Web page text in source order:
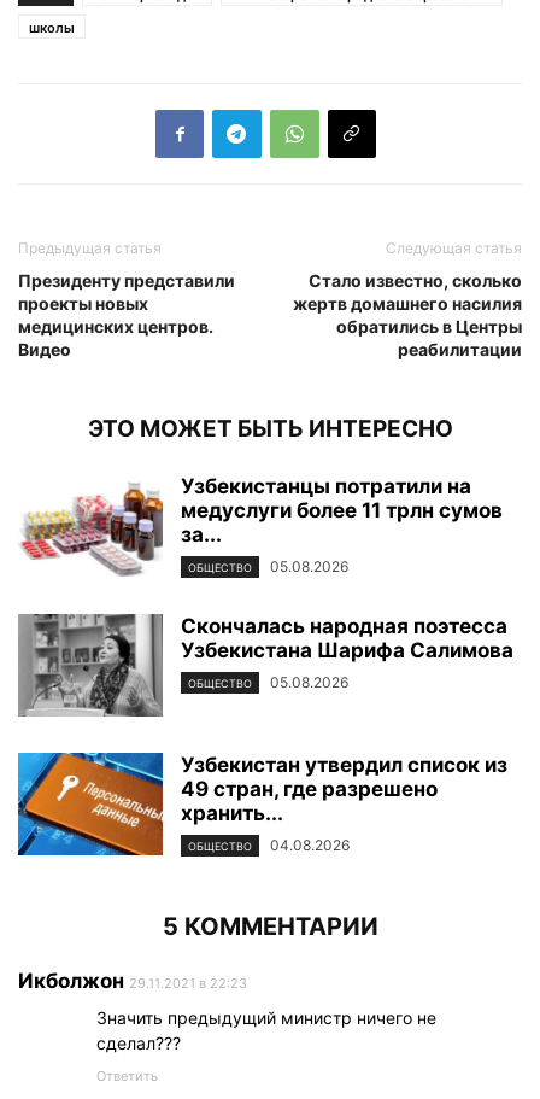
школы
Предыдущая статья
Президенту представили
проекты новых
медицинских центров.
Видео
Следующая статья
Стало известно, сколько
жертв домашнего насилия
обратились в Центры
реабилитации
ЭТО МОЖЕТ БЫТЬ ИНТЕРЕСНО
Узбекистанцы потратили на
медуслуги более 11 трлн сумов
за...
ОБЩЕСТВО 05.08.2026
Скончалась народная поэтесса
Узбекистана Шарифа Салимова
ОБЩЕСТВО 05.08.2026
Узбекистан утвердил список из
49 стран, где разрешено
хранить...
ОБЩЕСТВО 04.08.2026
5 КОММЕНТАРИИ
Икболжон 29.11.2021 в 22:23
Значить предыдущий министр ничего не
сделал???
Ответить